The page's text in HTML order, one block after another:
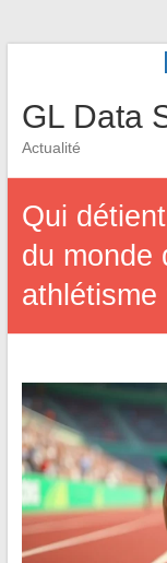
GL Data
Actualité
Qui
du monde
athlétisme